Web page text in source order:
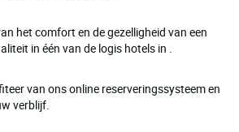
het comfort en de gezelligheid van een
in één van de logis hotels in .
van ons online reserveringssysteem en
verblijf.